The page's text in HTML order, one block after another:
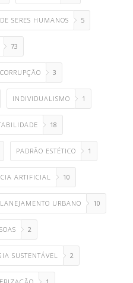
SERES HUMANOS 5
73
CORRUPÇÃO 3
INDIVIDUALISMO 1
18
PADRÃO ESTÉTICO 1
ARTIFICIAL 10
URBANO 10
2
SUSTENTÁVEL 2